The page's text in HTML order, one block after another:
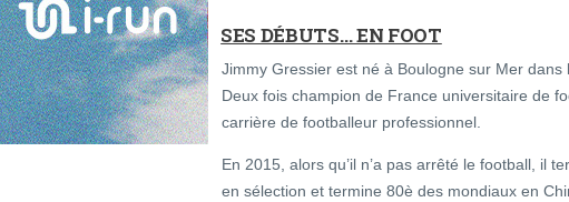
SES DÉBUTS… EN FOOT
Jimmy Gressier est né à Boulogne sur Mer
Deux fois champion de France universitaire de
carrière de footballeur professionnel.
En 2015, alors qu’il n’a pas arrêté le football, il
en sélection et termine 80è des mondiaux en